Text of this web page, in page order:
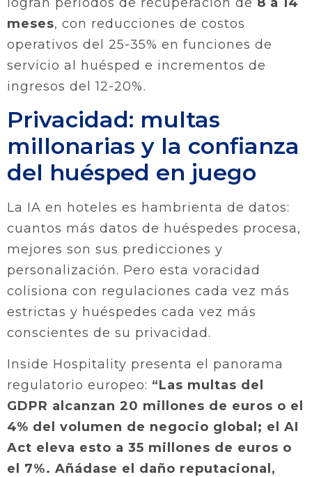
meses, con reducciones de costos
operativos del 25-35% en funciones de
servicio al huésped e incrementos de
ingresos del 12-20%.
Privacidad: multas
millonarias y la confianza
del huésped en juego
La IA en hoteles es hambrienta de datos:
cuantos más datos de huéspedes procesa,
mejores son sus predicciones y
personalización. Pero esta voracidad
colisiona con regulaciones cada vez más
estrictas y huéspedes cada vez más
conscientes de su privacidad.
Inside Hospitality presenta el panorama
regulatorio europeo: “Las multas del
GDPR alcanzan 20 millones de euros o el
4% del volumen de negocio global; el AI
Act eleva esto a 35 millones de euros o
el 7%. Añádase el daño reputacional,